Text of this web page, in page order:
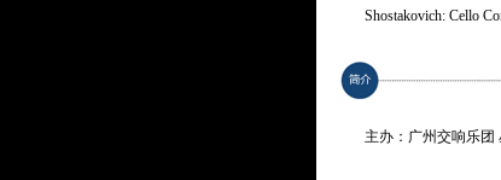
Shostakovich: Cello
德沃夏克：G大调第
Dvořák: Symphony
* 曲目以演出现场为准
主办：广州交响乐团